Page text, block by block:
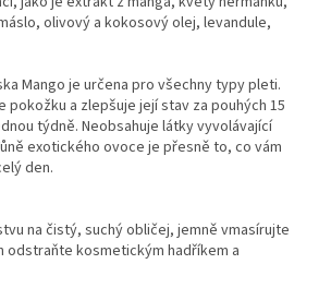
olivový a kokosový olej, levandule,
Mango je určena pro všechny typy pleti.
pokožku a zlepšuje její stav za pouhých 15
týdně. Neobsahuje látky vyvolávající
exotického ovoce je přesně to, co vám
den.
na čistý, suchý obličej, jemně vmasírujte
odstraňte kosmetickým hadříkem a